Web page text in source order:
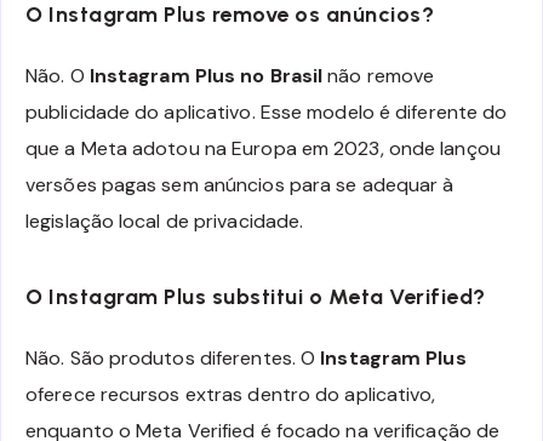
O Instagram Plus remove os anúncios?
Não. O Instagram Plus no Brasilnão remove
publicidade do aplicativo. Esse modelo é diferente do
que a Meta adotou na Europa em 2023, onde lançou
versões pagas sem anúncios para se adequar à
legislação local de privacidade.
O Instagram Plus substitui o Meta Verified?
Não. São produtos diferentes. O Instagram Plus
oferece recursos extras dentro do aplicativo,
enquanto o Meta Verified é focado na verificação de